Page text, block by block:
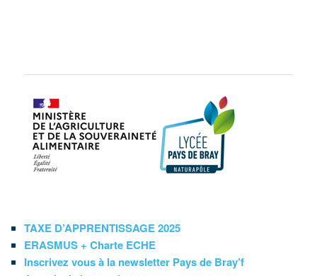
TAXE D’APPRENTISSAGE 2025
ERASMUS + Charte ECHE
Inscrivez vous à la newsletter Pays de Bray’f